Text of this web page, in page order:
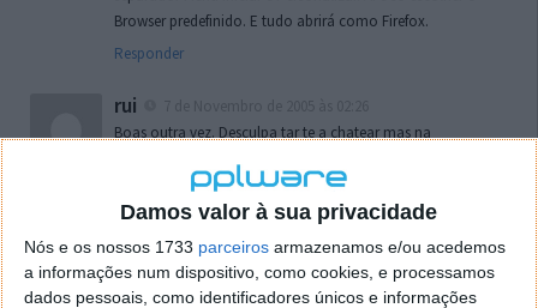
Damos valor à sua privacidade
Nós e os nossos 1733 parceiros armazenamos e/ou acedemos
a informações num dispositivo, como cookies, e processamos
dados pessoais, como identificadores únicos e informações
Browser predefinido. E tudo abrirá como Firefox.
Responder
rui
Boas outra vez. Desculpa tar te a chatear mas na
o firefox como browser predefenido
de control tudo e nada. Tou a comecar a desesperar, ate ja
tentei apagar o explorer na tentativa de forçar o uso do
firefox mas em vao. Kaso te lembres de outra dica fico
agradecido, caso contrario obrigado a mesma